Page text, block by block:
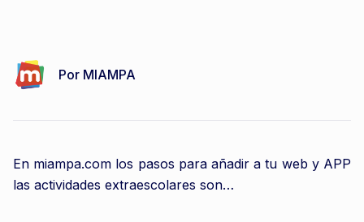
Por MIAMPA
En miampa.com los pasos para añadir a tu web y APP
las actividades extraescolares son…